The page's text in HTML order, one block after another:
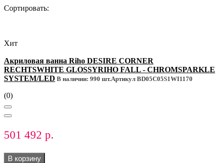
Сортировать:
Хит
Акриловая ванна Riho DESIRE CORNER
RECHTSWHITE GLOSSYRIHO FALL - CHROMSPARKLE
SYSTEM/LED В наличии: 990 шт.Артикул BD05C05S1WI1170
(0)
501 492 р.
В корзину